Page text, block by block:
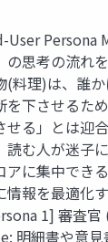
User Persona
の思考の流れ
(料理)は、誰か
を下させるた
せる」とは迎
読む人が迷子
アに集中でき
情報を最適化
1] 審査官
明細書や意